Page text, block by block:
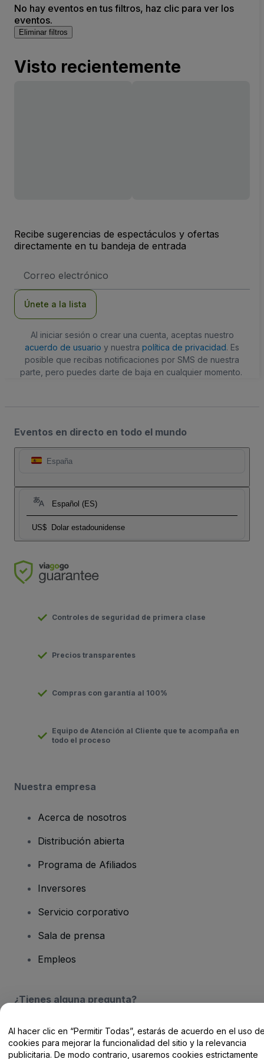
No hay eventos en tus filtros, haz clic para ver los
eventos.
Eliminar filtros
Visto recientemente
Recibe sugerencias de espectáculos y ofertas
directamente en tu bandeja de entrada
de
Únete a la lista
Al iniciar sesión o crear una cuenta, aceptas nuestro
acuerdo de usuario y nuestra política de privacidad. Es
posible que recibas notificaciones por SMS de nuestra
parte, pero puedes darte de baja en cualquier momento.
Eventos en directo en todo el mundo
España
Español (ES)
US$ Dolar estadounidense
Controles de seguridad de primera clase
Precios transparentes
Compras con garantía al 100%
Equipo de Atención al Cliente que te acompaña en
todo el proceso
Nuestra empresa
Acerca de nosotros
Distribución abierta
Programa de Afiliados
Inversores
Servicio corporativo
Sala de prensa
Empleos
¿Tienes alguna pregunta?
Centro de Ayuda / Contacto
Al hacer clic en “Permitir Todas”, estarás de acuerdo en el uso
cookies para mejorar la funcionalidad del sitio y la relevancia
publicitaria. De modo contrario, usaremos cookies estrictamente